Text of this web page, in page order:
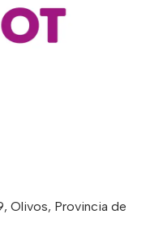
Olivos, Provincia de